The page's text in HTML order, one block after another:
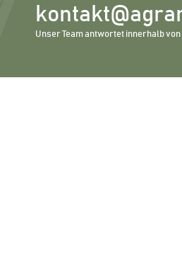
Unser Team antwortet innerhalb von